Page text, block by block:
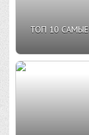
ТОП 10